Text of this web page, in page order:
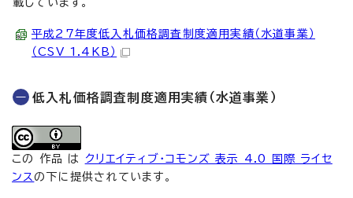
載しています。
平成27年度低入札価格調査制度適用実績（水道事業）
（CSV 1.4KB）
低入札価格調査制度適用実績（水道事業）
この 作品 は クリエイティブ・コモンズ 表示 4.0 国際 ライセ
ンスの下に提供されています。